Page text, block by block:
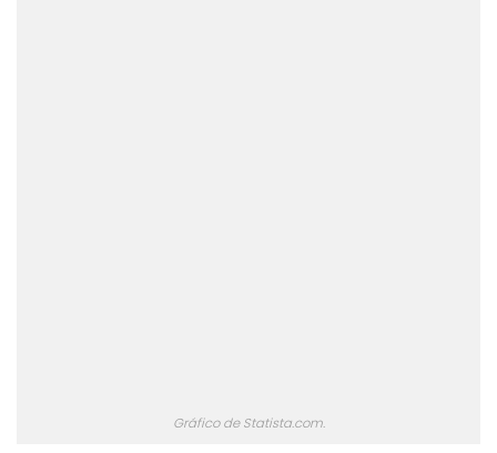
Gráfico de Statista.com.